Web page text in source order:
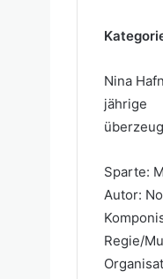
Nina
jährige
Sparte:
Autor:
Regie/